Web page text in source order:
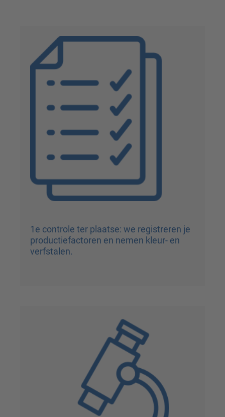
1e controle ter plaatse: we registreren je
productiefactoren en nemen kleur- en
verfstalen.